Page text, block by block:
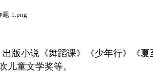
版小说《舞蹈课》《少年行》《
儿童文学奖等。